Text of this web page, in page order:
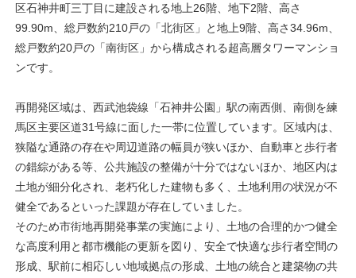
区石神井町三丁目に建設される地上26階、地下2階、高さ
99.90m、総戸数約210戸の「北街区」と地上9階、高さ34.96m、
総戸数約20戸の「南街区」から構成される超高層タワーマンショ
ンです。
再開発区域は、西武池袋線「石神井公園」駅の南西側、南側を練
馬区主要区道31号線に面した一帯に位置しています。区域内は、
狭隘な通路の存在や周辺道路の幅員が狭いほか、自動車と歩行者
の錯綜がある等、公共施設の整備が十分ではないほか、地区内は
土地が細分化され、老朽化した建物も多く、土地利用の状況が不
健全であるといった課題が存在していました。
そのため市街地再開発事業の実施により、土地の合理的かつ健全
な高度利用と都市機能の更新を図り、安全で快適な歩行者空間の
形成、駅前に相応しい地域拠点の形成、土地の統合と建築物の共